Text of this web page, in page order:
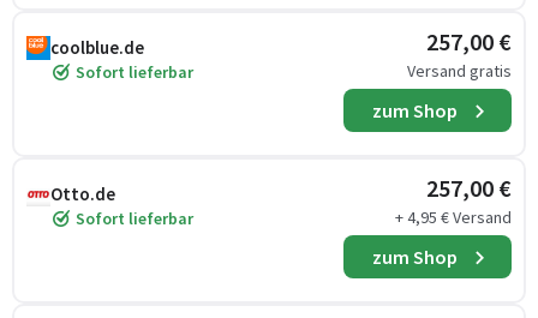
coolblue.de
Sofort lieferbar
257,00 €
Versand gratis
zum Shop
Otto.de
Sofort lieferbar
257,00 €
+ 4,95 € Versand
zum Shop